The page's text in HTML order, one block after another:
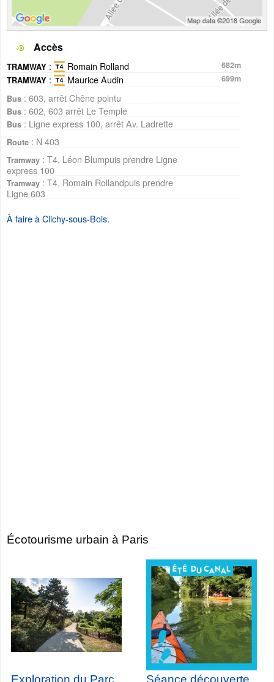
Accès
TRAMWAY : Romain Rolland
682m
TRAMWAY : Maurice Audin
699m
Bus : 603, arrêt Chêne pointu
Bus : 602, 603 arrêt Le Temple
Bus : Ligne express 100, arrêt Av. Ladrette
Route : N 403
Tramway : T4, Léon Blumpuis prendre Ligne
express 100
Tramway : T4, Romain Rollandpuis prendre
Ligne 603
À faire à Clichy-sous-Bois.
Écotourisme urbain à Paris
Exploration du Parc
Séance découverte